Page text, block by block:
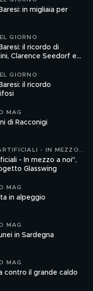
in migliaia per
GIORNO
il ricordo di
Clarence Seedorf e
GIORNO
il ricordo
MAG
di Racconigi
- IN MEZZO
- In mezzo a noi",
Glasswing
MAG
in alpeggio
MAG
in Sardegna
MAG
contro il grande caldo